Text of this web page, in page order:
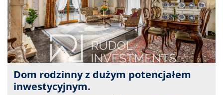
Dom rodzinny z dużym potencjałem
inwestycyjnym.